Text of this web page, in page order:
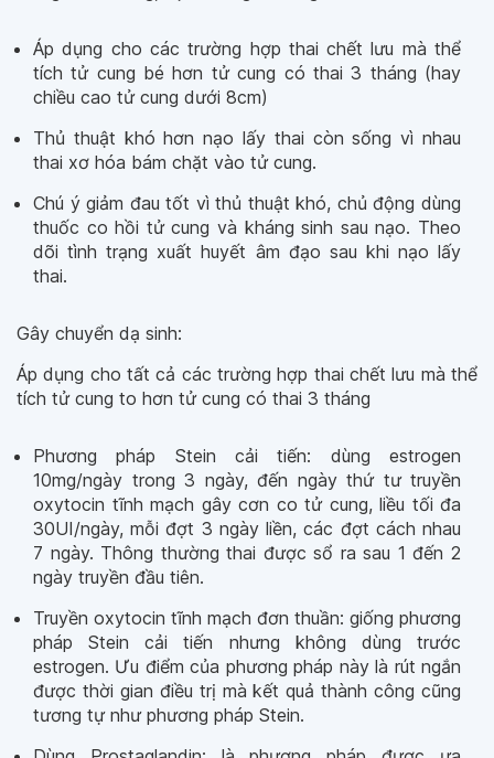
Áp dụng cho các trường hợp thai chết lưu mà thể
tích tử cung bé hơn tử cung có thai 3 tháng (hay
chiều cao tử cung dưới 8cm)
Thủ thuật khó hơn nạo lấy thai còn sống vì nhau
thai xơ hóa bám chặt vào tử cung.
Chú ý giảm đau tốt vì thủ thuật khó, chủ động dùng
thuốc co hồi tử cung và kháng sinh sau nạo. Theo
dõi tình trạng xuất huyết âm đạo sau khi nạo lấy
thai.
Gây chuyển dạ sinh:
Áp dụng cho tất cả các trường hợp thai chết lưu mà thể
tích tử cung to hơn tử cung có thai 3 tháng
Phương pháp Stein cải tiến: dùng estrogen
10mg/ngày trong 3 ngày, đến ngày thứ tư truyền
oxytocin tĩnh mạch gây cơn co tử cung, liều tối đa
30UI/ngày, mỗi đợt 3 ngày liền, các đợt cách nhau
7 ngày. Thông thường thai được sổ ra sau 1 đến 2
ngày truyền đầu tiên.
Truyền oxytocin tĩnh mạch đơn thuần: giống phương
pháp Stein cải tiến nhưng không dùng trước
estrogen. Ưu điểm của phương pháp này là rút ngắn
được thời gian điều trị mà kết quả thành công cũng
tương tự như phương pháp Stein.